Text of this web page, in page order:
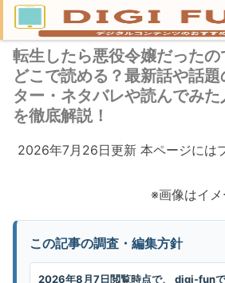
転生したら悪役令嬢だった
どこで読める？最新話や話
ター・ネタバレや読んでみ
を徹底解説！
2026年7月26日更新 本ページには
※画像はイ
この記事の調査・編集方針
2026年8月7日閲覧時点で、 digi-fun